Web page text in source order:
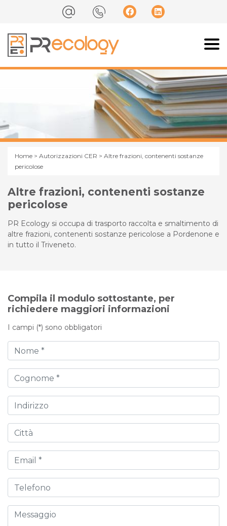
Home > Autorizzazioni CER > Altre frazioni, contenenti sostanze
pericolose
Altre frazioni, contenenti sostanze
pericolose
PR Ecology si occupa di trasporto raccolta e smaltimento di
altre frazioni, contenenti sostanze pericolose a Pordenone e
in tutto il Triveneto.
Compila il modulo sottostante, per
richiedere maggiori informazioni
I campi (*) sono obbligatori
Nome
Cognome
Indirizzo
Città
Email
Telefono
Messaggio